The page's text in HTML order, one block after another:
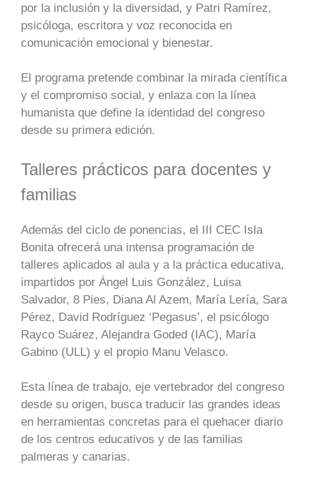
por la inclusión y la diversidad, y Patri Ramírez,
psicóloga, escritora y voz reconocida en
comunicación emocional y bienestar.
El programa pretende combinar la mirada científica
y el compromiso social, y enlaza con la línea
humanista que define la identidad del congreso
desde su primera edición.
Talleres prácticos para docentes y
familias
Además del ciclo de ponencias, el III CEC Isla
Bonita ofrecerá una intensa programación de
talleres aplicados al aula y a la práctica educativa,
impartidos por Ángel Luis González, Luisa
Salvador, 8 Pies, Diana Al Azem, María Lería, Sara
Pérez, David Rodríguez ‘Pegasus’, el psicólogo
Rayco Suárez, Alejandra Goded (IAC), María
Gabino (ULL) y el propio Manu Velasco.
Esta línea de trabajo, eje vertebrador del congreso
desde su origen, busca traducir las grandes ideas
en herramientas concretas para el quehacer diario
de los centros educativos y de las familias
palmeras y canarias.